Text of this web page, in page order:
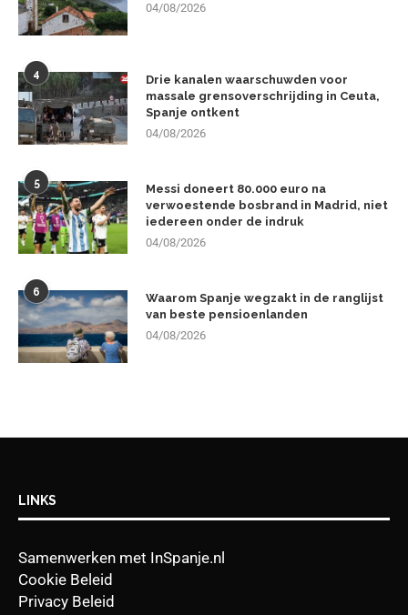
04/08/2026
4
Drie kanalen waarschuwden voor
massale grensoverschrijding in Ceuta,
Spanje ontkent
04/08/2026
5
Messi doneert 80.000 euro na
verwoestende bosbrand in Madrid, niet
iedereen onder de indruk
04/08/2026
6
Waarom Spanje wegzakt in de ranglijst
van beste pensioenlanden
04/08/2026
LINKS
Samenwerken met InSpanje.nl
Cookie Beleid
Privacy Beleid